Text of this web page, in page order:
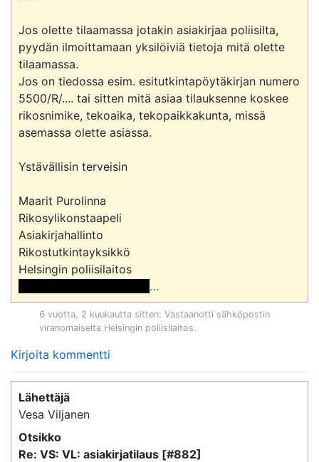
Jos olette tilaamassa jotakin asiakirjaa poliisilta,
pyydän ilmoittamaan yksilöiviä tietoja mitä olette
tilaamassa.
Jos on tiedossa esim. esitutkintapöytäkirjan numero
5500/R/.... tai sitten mitä asiaa tilauksenne koskee
rikosnimike, tekoaika, tekopaikkakunta, missä
asemassa olette asiassa.
Ystävällisin terveisin
Maarit Purolinna
Rikosylikonstaapeli
Asiakirjahallinto
Rikostutkintayksikkö
…
6 vuotta, 2 kuukautta sitten: Vastaanotti sähköpostin
viranomaiselta Helsingin poliisilaitos.
Kirjoita kommentti
Lähettäjä
Vesa Viljanen
Otsikko
Re: VS: VL: asiakirjatilaus [#882]